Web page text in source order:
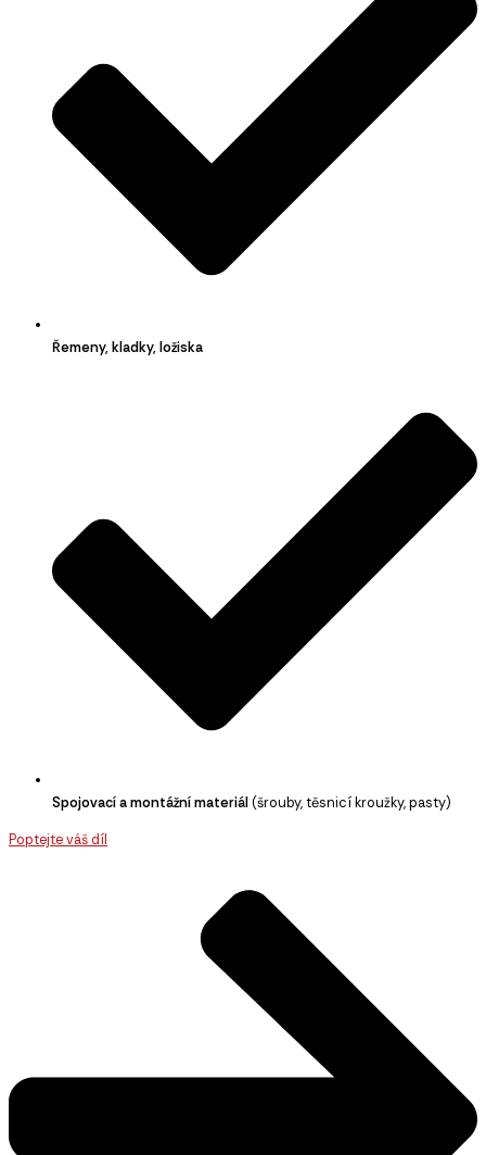
Řemeny, kladky, ložiska
Spojovací a montážní materiál(šrouby, těsnicí kroužky, pasty)
Poptejte váš díl